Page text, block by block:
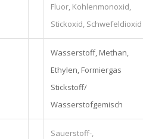
Fluor, Kohlenmonoxid,
Stickoxid, Schwefeldioxid
Wasserstoff, Methan,
Ethylen, Formiergas
Stickstoff/
Wasserstofgemisch
Sauerstoff-,